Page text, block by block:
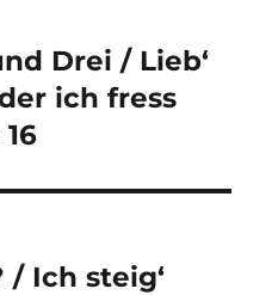
Drei / Lieb‘
ich fress
Ich steig‘